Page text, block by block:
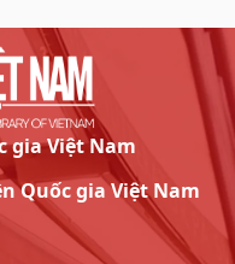
gia Việt Nam
Quốc gia Việt Nam